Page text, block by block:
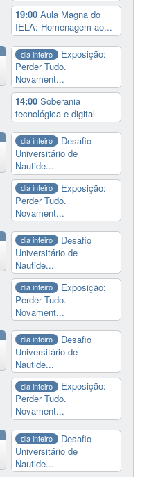
19:00Aula Magna do
IELA: Homenagem ao...
dia inteiro
Exposição:
Perder Tudo.
Novament...
14:00Soberania
tecnológica e digital
dia inteiro
Desafio
Universitário de
Nautide...
dia inteiro
Exposição:
Perder Tudo.
Novament...
dia inteiro
Desafio
Universitário de
Nautide...
dia inteiro
Exposição:
Perder Tudo.
Novament...
dia inteiro
Desafio
Universitário de
Nautide...
dia inteiro
Exposição:
Perder Tudo.
Novament...
dia inteiro
Desafio
Universitário de
Nautide...